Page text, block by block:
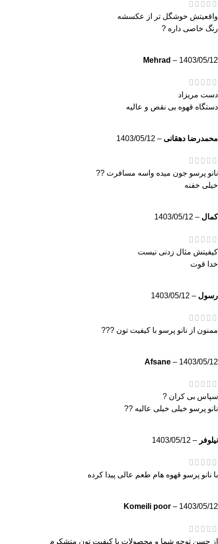
واقعیتش خوشگل تر از عکسشه
رنگ خاصی داره ?
Mehrad – 1403/05/12
دست مریزاد
دستگاه قهوه بی نقص و عالیه
محمدرضا دهقانی –
1403/05/12
نانو پرسو جون میده واسه مسافرت ??
خیلی خفنه
کمال –
1403/05/12
کیفیتش مثال زدنی نیست
خدا قوت
رسول –
1403/05/12
ممنون از نانو پرسو با کیفیت تون ???
Afsane – 1403/05/12
سپاس بی کران ?
نانو پرسو خیلی خیلی عالیه ??
نیلوفر –
1403/05/12
با نانو پرسو قهوه هام طعم عالی پیدا کرده
Komeili poor – 1403/05/12
از حسن توجه شما و محصولات با کیفیت تون متشکرم